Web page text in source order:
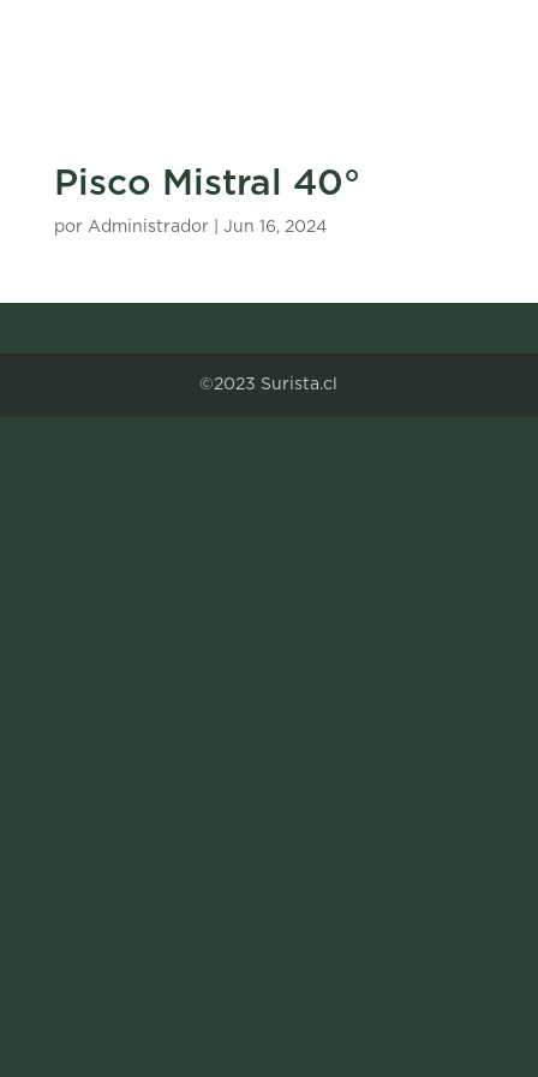
Pisco Mistral 40°
por Administrador| Jun 16, 2024
©2023 Surista.cl